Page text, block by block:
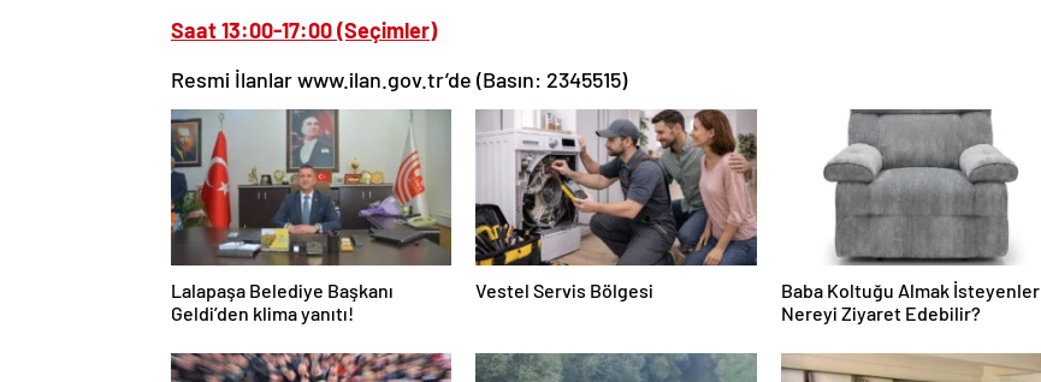
Saat 13:00-17:00 (Seçimler)
Resmi İlanlar www.ilan.gov.tr’de (Basın: 2345515)
Lalapaşa Belediye Başkanı
Geldi’den klima yanıtı!
Vestel Servis Bölgesi
Baba Koltuğu Almak İsteyenler
Nereyi Ziyaret Edebilir?